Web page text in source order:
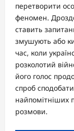
перетворити
феномен.
ставить
змушують або
час, коли
розколотий
його голос
спроб
найпомітніших
розмови.